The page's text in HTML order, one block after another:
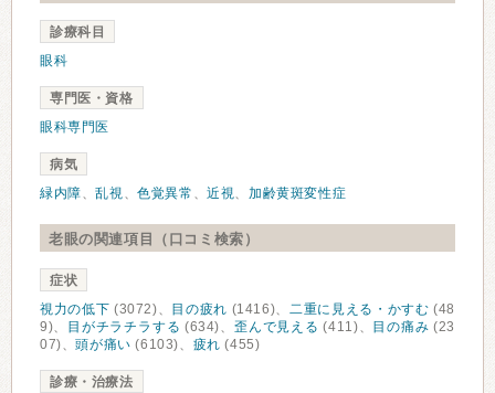
診療科目
眼科
専門医・資格
眼科専門医
病気
緑内障、乱視、色覚異常 、近視、加齢黄斑変性症
老眼の関連項目（口コミ検索）
症状
視力の低下 (3072)、 目の疲れ (1416)、 二重に見える・かすむ (48
9)、
目がチラチラする (634)、歪んで見える (411)、 目の痛み (23
07)、頭が痛い (6103)、 疲れ (455)
診療・治療法